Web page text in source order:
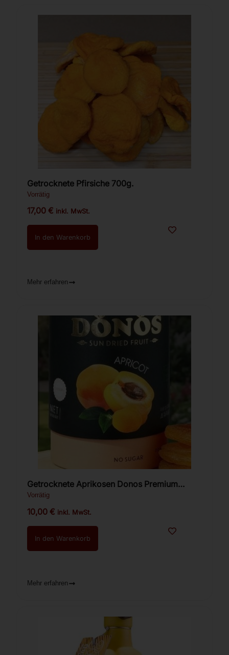
Getrocknete Pfirsiche 700g.
Vorrätig
17,00€ inkl. MwSt.
In den Warenkorb
Mehr erfahren
Getrocknete Aprikosen Donos Premium
300g.
Vorrätig
10,00€ inkl. MwSt.
In den Warenkorb
Mehr erfahren